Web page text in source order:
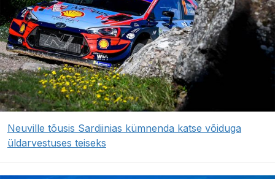
Neuville tõusis Sardiinias kümnenda katse võiduga
üldarvestuses teiseks